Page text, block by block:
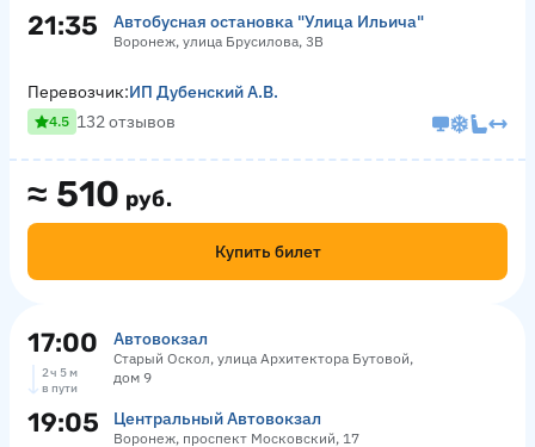
21:35 Автобусная остановка "Улица Ильича"
Воронеж, улица Брусилова, 3В
≈ 510 руб.
Купить билет
Перевозчик:ИП Дубенский А.В.
4.5 132 отзывов
17:00 Автовокзал
Старый Оскол, улица Архитектора Бутовой,
дом 9
2 ч 5 м
в пути
19:05 Центральный Автовокзал
Воронеж, проспект Московский, 17